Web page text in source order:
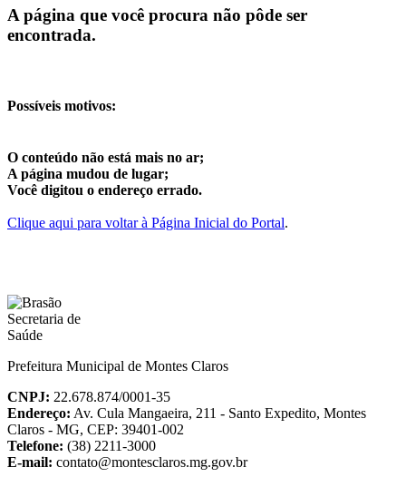
A página que você procura não pôde ser
encontrada.
Possíveis motivos:
O conteúdo não está mais no ar;
A página mudou de lugar;
Você digitou o endereço errado.
Clique aqui para voltar à Página Inicial do Portal.
Prefeitura Municipal de Montes Claros
CNPJ: 22.678.874/0001-35
Endereço: Av. Cula Mangaeira, 211 - Santo Expedito, Montes
Claros - MG, CEP: 39401-002
Telefone: (38) 2211-3000
E-mail: contato@montesclaros.mg.gov.br